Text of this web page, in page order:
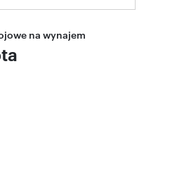
na wynajem